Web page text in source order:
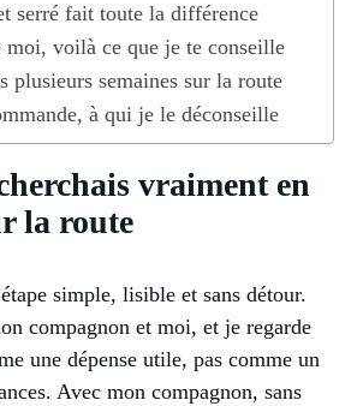
serré fait toute la différence
moi, voilà ce que je te conseille
plusieurs semaines sur la route
à qui je le déconseille
vraiment en
la route
simple, lisible et sans détour.
compagnon et moi, et je regarde
une dépense utile, pas comme un
Avec mon compagnon, sans